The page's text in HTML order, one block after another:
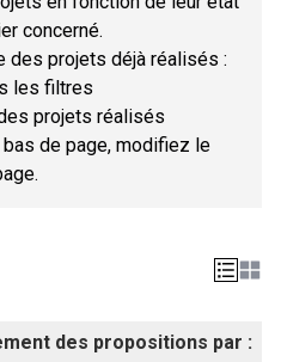
concerné.
des projets déjà réalisés :
les filtres
projets réalisés
de page, modifiez le
des propositions par :